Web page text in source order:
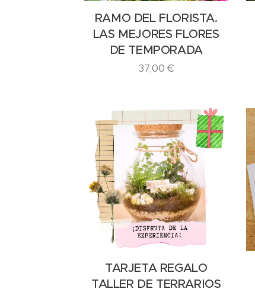
RAMO DEL FLORISTA.
LAS MEJORES FLORES
DE TEMPORADA
37,00€
TARJETA REGALO
TALLER DE TERRARIOS